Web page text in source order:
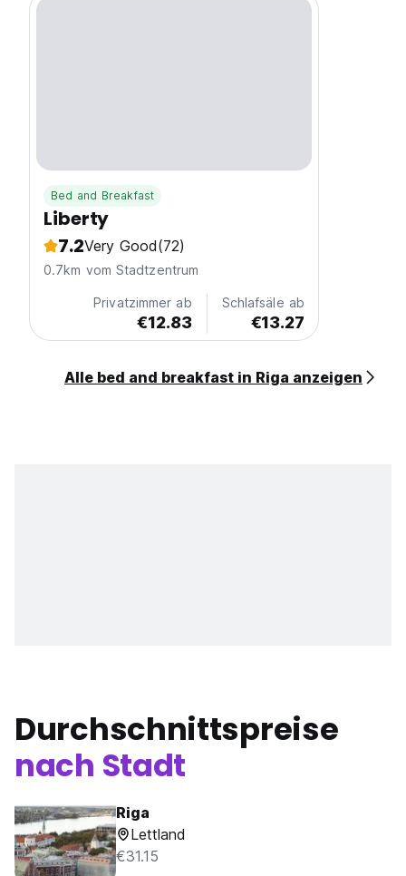
Bed and Breakfast
Liberty
7.2Very Good(72)
0.7km vom Stadtzentrum
Privatzimmer ab
€12.83
Schlafsäle ab
€13.27
Alle bed and breakfast in Riga anzeigen
Durchschnittspreise
nach Stadt
Riga
Lettland
€31.15